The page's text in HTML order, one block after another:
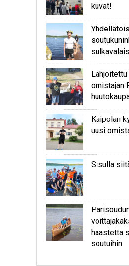
kuvat!
omistajan
Kaipolan
uusi
Sisulla
haastetta
soutuihin